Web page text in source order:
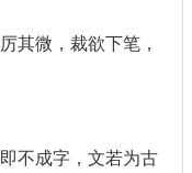
其微，裁欲下笔，
不成字，文若为古